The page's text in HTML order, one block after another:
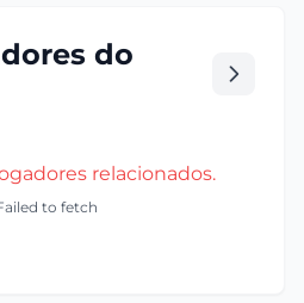
do
relacionados.
to fetch